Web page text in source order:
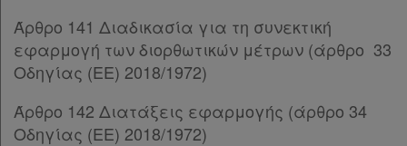
Άρθρο 87
[-]
Παρ.1
Παρ.2
Παρ.3
Παρ.4
Παρ.5
Άρθρο 141 Διαδικασία για τη συνεκτική
εφαρμογή των διορθωτικών μέτρων (άρθρο 33
Οδηγίας (ΕΕ) 2018/1972)
Άρθρο 142 Διατάξεις εφαρμογής (άρθρο 34
Οδηγίας (ΕΕ) 2018/1972)